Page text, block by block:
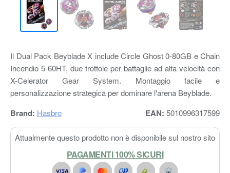
Il Dual Pack Beyblade X include Circle Ghost 0-80GB e Chain
Incendio 5-60HT, due trottole per battaglie ad alta velocità con
X-Celerator Gear System. Montaggio facile e
personalizzazione strategica per dominare l'arena Beyblade.
Brand: Hasbro EAN: 5010996317599
Attualmente questo prodotto non è disponibile sul nostro sito
PAGAMENTI 100% SICURI